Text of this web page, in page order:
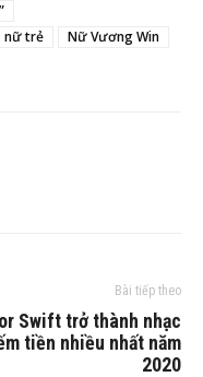
nữ trẻ
Nữ Vương Win
Bài tiếp theo
Swift trở thành nhạc
tiền nhiều nhất năm
2020